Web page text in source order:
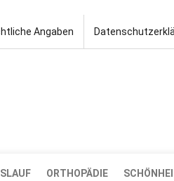
Angaben
ORTHOPÄDIE